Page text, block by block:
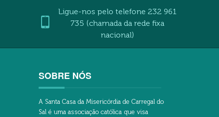
Ligue-nos pelo telefone 232 961
735 (chamada da rede fixa
nacional)
SOBRE NÓS
A Santa Casa da Misericórdia de Carregal do
Sal é uma associação católica que visa